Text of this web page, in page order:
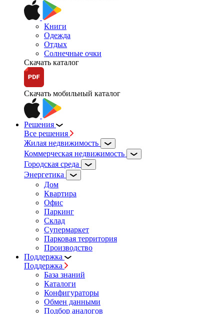
Книги
Одежда
Отдых
Солнечные очки
Скачать каталог
Скачать мобильный каталог
Решения
Все решения
Жилая недвижимость
Коммерческая недвижимость
Городская среда
Энергетика
Дом
Квартира
Офис
Паркинг
Склад
Супермаркет
Парковая территория
Производство
Поддержка
Поддержка
База знаний
Каталоги
Конфигураторы
Обмен данными
Подбор аналогов